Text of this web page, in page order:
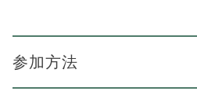
参加方法